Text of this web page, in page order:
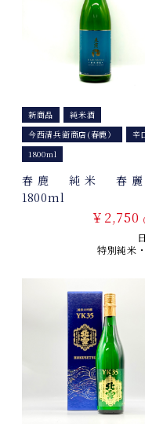
新商品
純米酒
今西清兵衛商店(春鹿）
辛
1800ml
春鹿 純米 春
1800ml
￥2,750
特別純米